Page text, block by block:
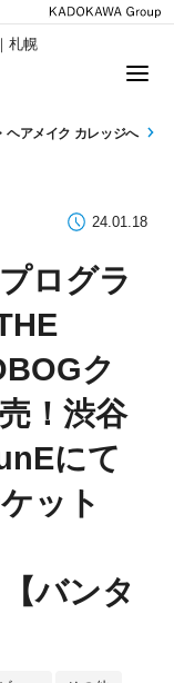
札幌
ヘアメイク カレッジへ
24.01.18
ログラ
ク
！渋谷
にて
ット
バンタ